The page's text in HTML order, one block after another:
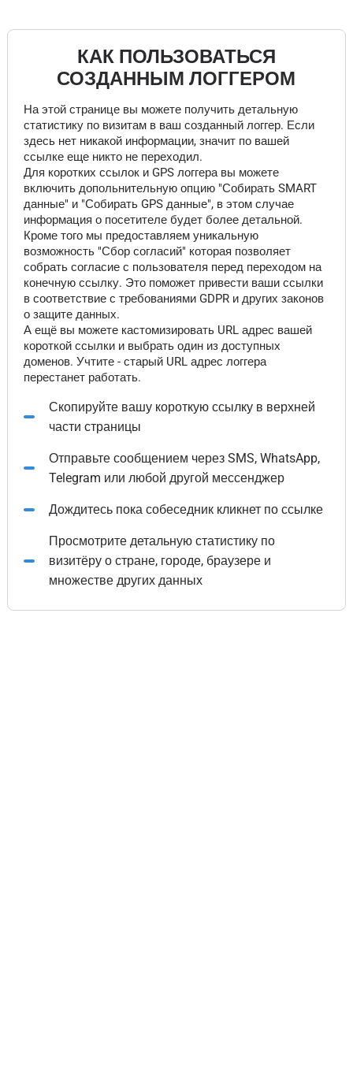
КАК ПОЛЬЗОВАТЬСЯ
СОЗДАННЫМ ЛОГГЕРОМ
На этой странице вы можете получить детальную
статистику по визитам в ваш созданный логгер. Если
здесь нет никакой информации, значит по вашей
ссылке еще никто не переходил.
Для коротких ссылок и GPS логгера вы можете
включить допольнительную опцию "Собирать SMART
данные" и "Собирать GPS данные", в этом случае
информация о посетителе будет более детальной.
Кроме того мы предоставляем уникальную
возможность "Сбор согласий" которая позволяет
собрать согласие с пользователя перед переходом на
конечную ссылку. Это поможет привести ваши ссылки
в соответствие с требованиями GDPR и других законов
о защите данных.
А ещё вы можете кастомизировать URL адрес вашей
короткой ссылки и выбрать один из доступных
доменов. Учтите - старый URL адрес логгера
перестанет работать.
Скопируйте вашу короткую ссылку в верхней
части страницы
Отправьте сообщением через SMS, WhatsApp,
Telegram или любой другой мессенджер
Дождитесь пока собеседник кликнет по ссылке
Просмотрите детальную статистику по
визитёру о стране, городе, браузере и
множестве других данных